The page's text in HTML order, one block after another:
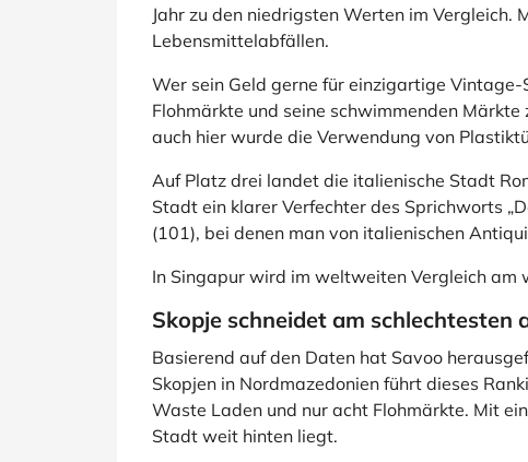
Jahr zu den niedrigsten Werten im
Lebensmittelabfällen.
Wer sein Geld gerne für einzigartige
Flohmärkte und seine schwimmenden
auch hier wurde die Verwendung von
Auf Platz drei landet die italienische Stadt
Stadt ein klarer Verfechter des Sprichworts
(101), bei denen man von italienischen
In Singapur wird im weltweiten Vergleich
Skopje schneidet am schlechtesten
Basierend auf den Daten hat Savoo
Skopjen in Nordmazedonien führt dieses
Waste Laden und nur acht Flohmärkte. Mit
Stadt weit hinten liegt.